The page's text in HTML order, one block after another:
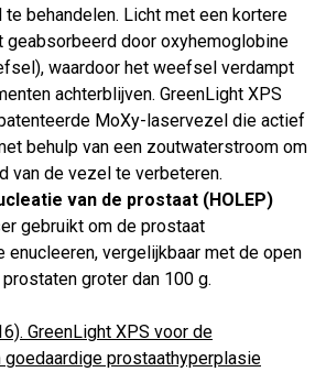
te behandelen. Licht met een kortere
door oxyhemoglobine
waardoor het weefsel verdampt
achterblijven. GreenLight XPS
MoXy-laservezel die actief
behulp van een zoutwaterstroom om
van de vezel te verbeteren.
van de prostaat (HOLEP)
gebruikt om de prostaat
enucleeren, vergelijkbaar met de open
groter dan 100 g.
GreenLight XPS voor de
goedaardige prostaathyperplasie